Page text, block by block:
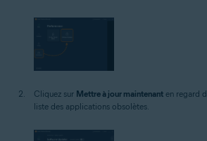
Cliquez sur Mettre à jour maintenant en regard
liste des applications obsolètes.